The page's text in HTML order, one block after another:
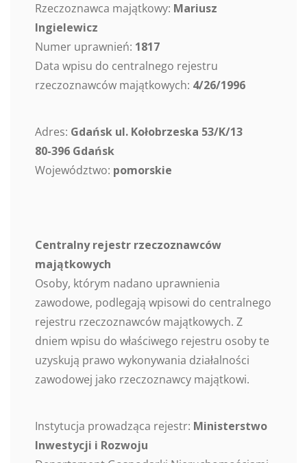
Rzeczoznawca majątkowy: Mariusz
Ingielewicz
Numer uprawnień: 1817
Data wpisu do centralnego rejestru
rzeczoznawców majątkowych: 4/26/1996
Adres: Gdańsk ul. Kołobrzeska 53/K/13
80-396 Gdańsk
Województwo: pomorskie
Centralny rejestr rzeczoznawców
majątkowych
Osoby, którym nadano uprawnienia
zawodowe, podlegają wpisowi do centralnego
rejestru rzeczoznawców majątkowych. Z
dniem wpisu do właściwego rejestru osoby te
uzyskują prawo wykonywania działalności
zawodowej jako rzeczoznawcy majątkowi.
Instytucja prowadząca rejestr: Ministerstwo
Inwestycji i Rozwoju